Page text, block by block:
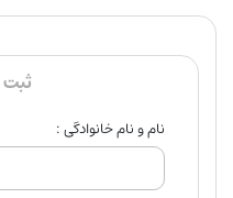
نام و نام خانوادگی :